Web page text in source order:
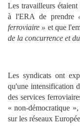
Les travailleurs
à l'ERA de prendre
ferroviaire » et que
de la concurrence et
Les syndicats ont
qu'une intensification
des services
« non-démocratique
sur les réseaux